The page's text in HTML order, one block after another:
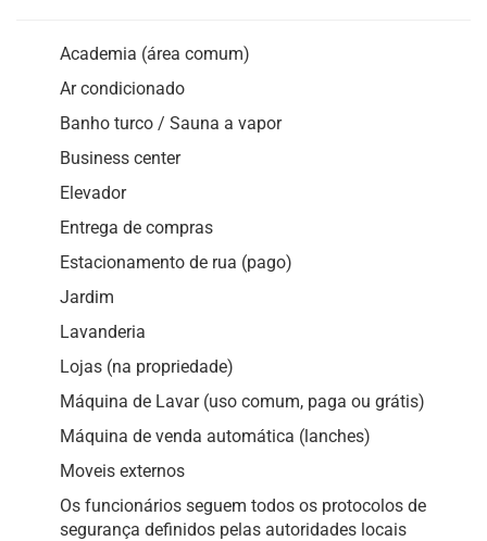
Academia (área comum)
Ar condicionado
Banho turco / Sauna a vapor
Business center
Elevador
Entrega de compras
Estacionamento de rua (pago)
Jardim
Lavanderia
Lojas (na propriedade)
Máquina de Lavar (uso comum, paga ou grátis)
Máquina de venda automática (lanches)
Moveis externos
Os funcionários seguem todos os protocolos de
segurança definidos pelas autoridades locais